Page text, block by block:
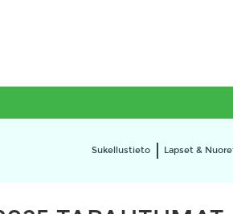
Sukellustieto Lapset &